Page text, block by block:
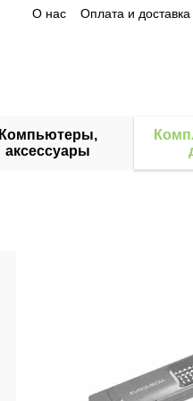
О нас Оплата и доставка
Компьютеры,
аксессуары